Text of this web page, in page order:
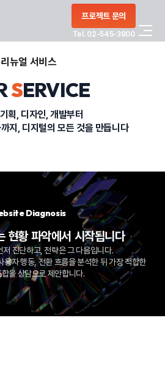
프로젝트 문의
Tel. 02-545-3800
뉴얼 서비스
SERVICE
획, 디자인, 개발부터
지, 디지털의 모든 것을 만듭니다
Diagnosis
현황 파악에서 시작됩니다
저 진단하고, 전략은 그 다음입니다.
용자 행동, 전환 흐름을 분석한 뒤 가장 적합한
을 상담으로 제안합니다.